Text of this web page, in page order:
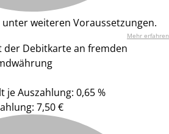
weiteren Voraussetzungen.
Mehr erfahren
der Debitkarte an fremden
je Auszahlung: 0,65 %
7,50 €